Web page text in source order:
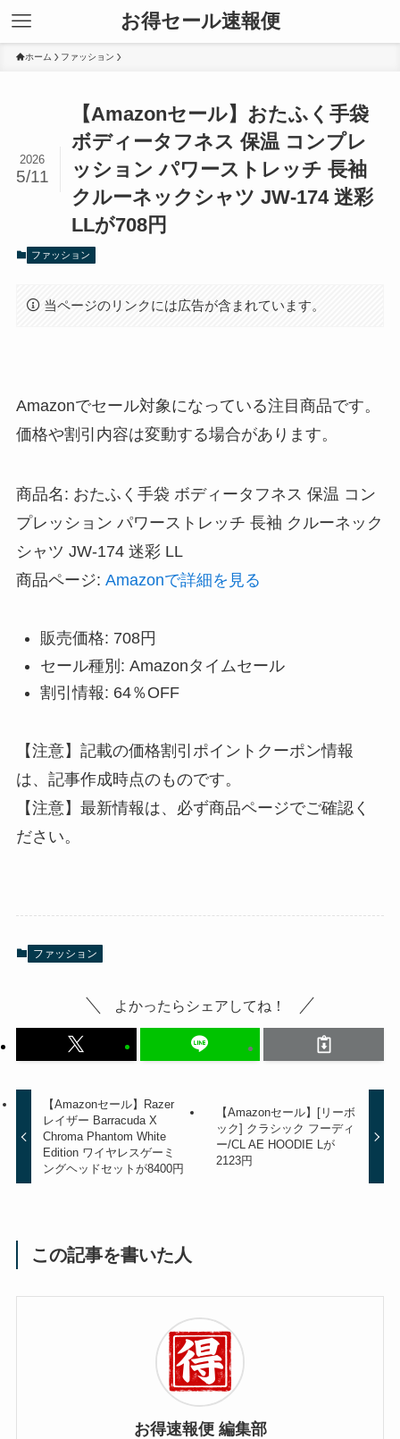
お得セール速報便
ホーム ファッション
【Amazonセール】おたふく手袋
ボディータフネス 保温 コンプレ
ッション パワーストレッチ 長袖
クルーネックシャツ JW-174 迷彩
LLが708円
2026
5/11
ファッション
当ページのリンクには広告が含まれています。
Amazonでセール対象になっている注目商品です。
価格や割引内容は変動する場合があります。
商品名: おたふく手袋 ボディータフネス 保温 コン
プレッション パワーストレッチ 長袖 クルーネック
シャツ JW-174 迷彩 LL
商品ページ: Amazonで詳細を見る
販売価格: 708円
セール種別: Amazonタイムセール
割引情報: 64％OFF
【注意】記載の価格割引ポイントクーポン情報
は、記事作成時点のものです。
【注意】最新情報は、必ず商品ページでご確認く
ださい。
ファッション
よかったらシェアしてね！
【Amazonセール】Razer
レイザー Barracuda X
Chroma Phantom White
Edition ワイヤレスゲーミ
ングヘッドセットが8400円
【Amazonセール】[リーボ
ック] クラシック フーディ
ー/CL AE HOODIE Lが
2123円
この記事を書いた人
お得速報便 編集部